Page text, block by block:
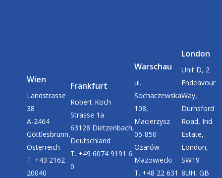
Wien
Landstrasse
38
A-2464
Göttlesbrunn,
Österreich
T. +43 2162
20040
Frankfurt
Robert-Koch
Strasse 1a
63128 Dietzenbach,
Deutschland
T. +49 6074 9191 6
0
Warschau
ul.
Sochaczewska
108,
Macierzysz
05-850
Ożarów
Mazowiecki
T. +48 22 631
London
Unit D, 2
Endeavour
Way,
Durnsford
Road, Ind.
Estate,
London,
SW19
8UH, GB